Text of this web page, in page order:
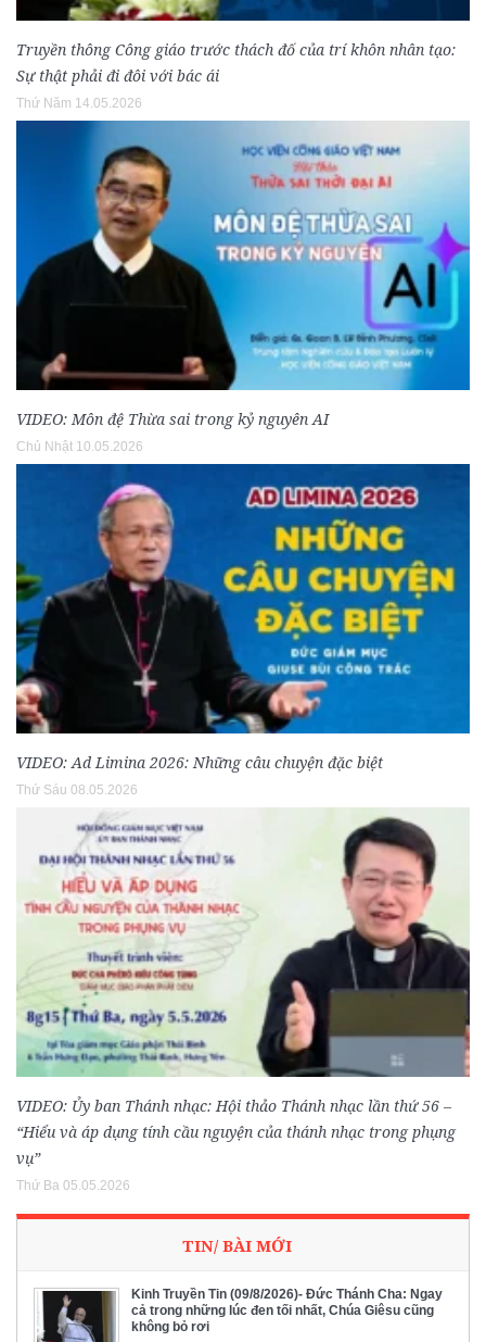
Truyền thông Công giáo trước thách đố của trí khôn nhân tạo:
Sự thật phải đi đôi với bác ái
Thứ Năm 14.05.2026
VIDEO: Môn đệ Thừa sai trong kỷ nguyên AI
Chủ Nhật 10.05.2026
VIDEO: Ad Limina 2026: Những câu chuyện đặc biệt
Thứ Sáu 08.05.2026
VIDEO: Ủy ban Thánh nhạc: Hội thảo Thánh nhạc lần thứ 56 –
“Hiểu và áp dụng tính cầu nguyện của thánh nhạc trong phụng
vụ”
Thứ Ba 05.05.2026
TIN/ BÀI MỚI
Kinh Truyền Tin (09/8/2026)- Đức Thánh Cha: Ngay
cả trong những lúc đen tối nhất, Chúa Giêsu cũng
không bỏ rơi